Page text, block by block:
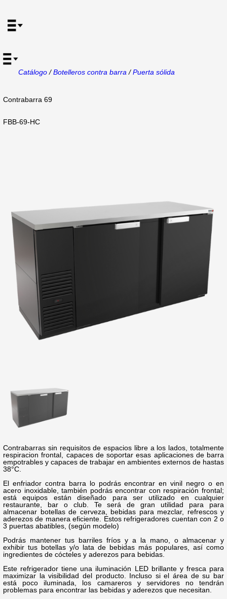
Catálogo/Botelleros contra barra /Puerta sólida
Contrabarra 69
FBB-69-HC
Contrabarras sin requisitos de espacios libre a los lados, totalmente
respiracion frontal, capaces de soportar esas aplicaciones de barra
empotrables y capaces de trabajar en ambientes externos de hastas
38°C.
El enfriador contra barra lo podrás encontrar en vinil negro o en
acero inoxidable, también podrás encontrar con respiración frontal;
está equipos están diseñado para ser utilizado en cualquier
restaurante, bar o club. Te será de gran utilidad para para
almacenar botellas de cerveza, bebidas para mezclar, refrescos y
aderezos de manera eficiente. Estos refrigeradores cuentan con 2 o
3 puertas abatibles, (según modelo)
Podrás mantener tus barriles fríos y a la mano, o almacenar y
exhibir tus botellas y/o lata de bebidas más populares, así como
ingredientes de cócteles y aderezos para bebidas.
Este refrigerador tiene una iluminación LED brillante y fresca para
maximizar la visibilidad del producto. Incluso si el área de su bar
está poco iluminada, los camareros y servidores no tendrán
problemas para encontrar las bebidas y aderezos que necesitan.